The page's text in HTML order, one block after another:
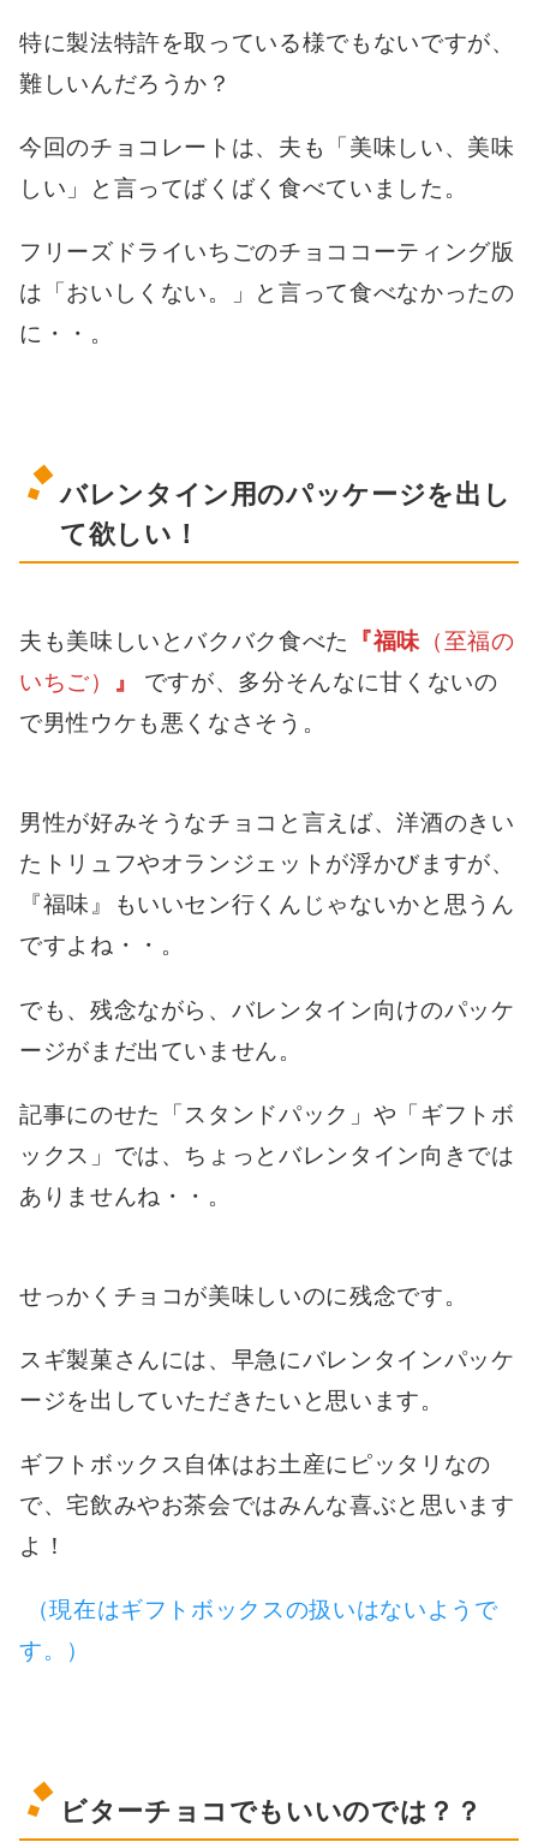
特に製法特許を取っている様でもないですが、
難しいんだろうか？
今回のチョコレートは、夫も「美味しい、美味
しい」と言ってばくばく食べていました。
フリーズドライいちごのチョココーティング版
は「おいしくない。」と言って食べなかったの
に・・。
バレンタイン用のパッケージを出し
て欲しい！
夫も美味しいとバクバク食べた 『福味 （至福の
いちご）
』 ですが、多分そんなに甘くないの
で男性ウケも悪くなさそう。
男性が好みそうなチョコと言えば、洋酒のきい
たトリュフやオランジェットが浮かびますが、
『福味』もいいセン行くんじゃないかと思うん
ですよね・・。
でも、残念ながら、バレンタイン向けのパッケ
ージがまだ出ていません。
記事にのせた「スタンドパック」や「ギフトボ
ックス」では、ちょっとバレンタイン向きでは
ありませんね・・。
せっかくチョコが美味しいのに残念です。
スギ製菓さんには、早急にバレンタインパッケ
ージを出していただきたいと思います。
ギフトボックス自体はお土産にピッタリなの
で、宅飲みやお茶会ではみんな喜ぶと思います
よ！
（現在はギフトボックスの扱いはないようで
す。）
ビターチョコでもいいのでは？？